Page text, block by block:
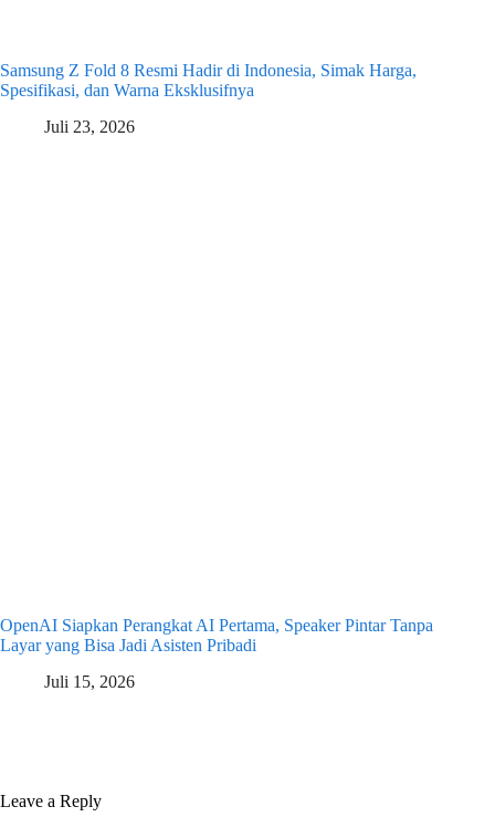
Samsung Z Fold 8 Resmi Hadir di Indonesia, Simak Harga,
Spesifikasi, dan Warna Eksklusifnya
Juli 23, 2026
OpenAI Siapkan Perangkat AI Pertama, Speaker Pintar Tanpa
Layar yang Bisa Jadi Asisten Pribadi
Juli 15, 2026
Leave a Reply